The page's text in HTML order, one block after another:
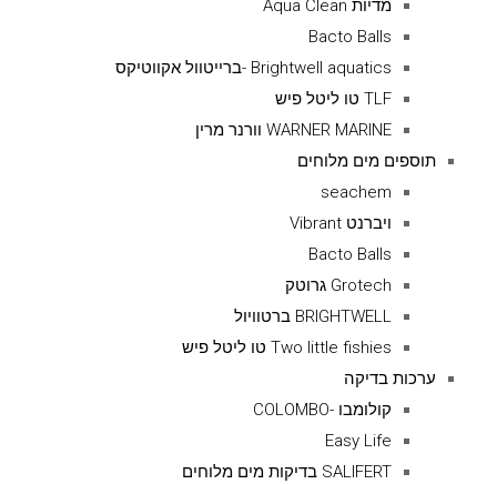
מדיות Aqua Clean
Bacto Balls
Brightwell aquatics -ברייטוול אקווטיקס
TLF טו ליטל פיש
WARNER MARINE וורנר מרין
תוספים מים מלוחים
seachem
ויברנט Vibrant
Bacto Balls
Grotech גרוטק
BRIGHTWELL ברטוויול
Two little fishies טו ליטל פיש
ערכות בדיקה
קולומבו -COLOMBO
Easy Life
SALIFERT בדיקות מים מלוחים